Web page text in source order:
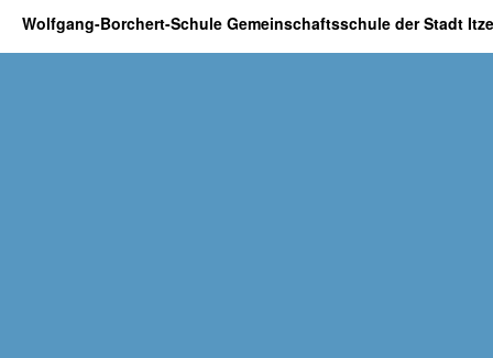
Wolfgang-Borchert-Schule Gemeinschaftsschule der Stadt